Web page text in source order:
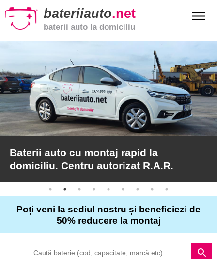
bateriiauto.net
baterii auto la domiciliu
menu
Baterii
moto
Baterii
de
camion
Articole
Despre
Baterii auto cu montaj rapid la
domiciliu. Centru autorizat R.A.R.
Poți veni la sediul nostru și beneficiezi de
50% reducere la montaj
search